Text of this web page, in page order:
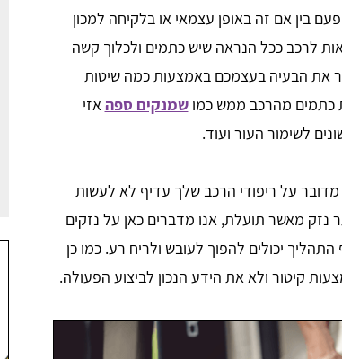
בין אם זה באופן עצמאי או בלקיחה למכון
לרכב ככל הנראה שיש כתמים ולכלוך קשה
את הבעיה בעצמכם באמצעות כמה שיטות
כתמים מהרכב ממש כמושמנקים ספהאזי
לשימור העור ועוד.
על ריפודי הרכב שלך עדיף לא לעשות
נזק מאשר תועלת, אנו מדברים כאן על נזקים
יכולים להפוך לעובש ולריח רע. כמו כן
קיטור ולא את הידע הנכון לביצוע הפעולה.